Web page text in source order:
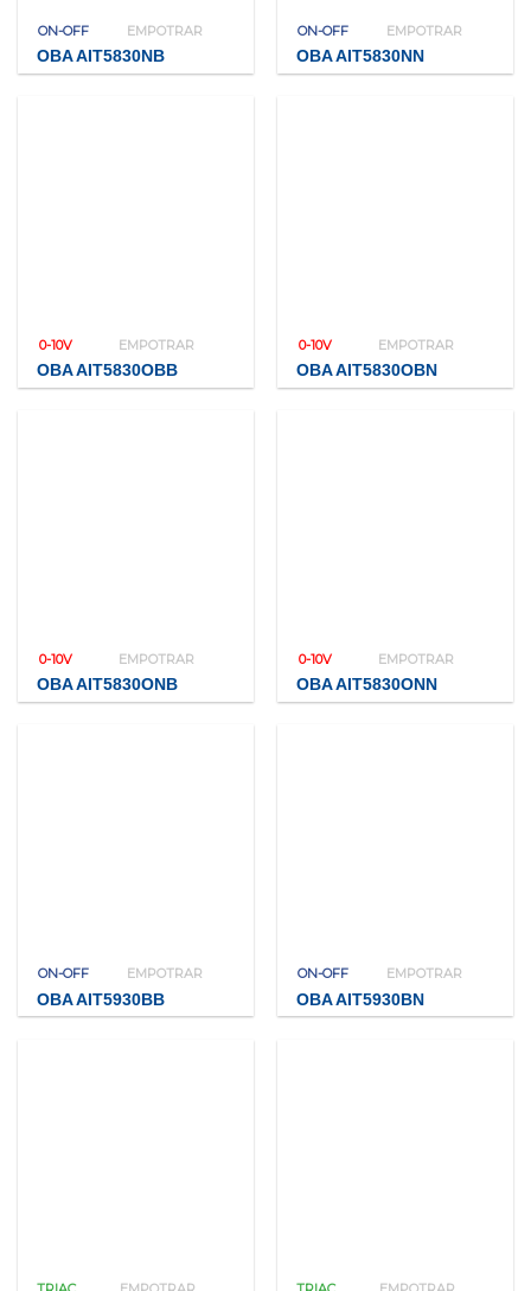
ON-OFF EMPOTRAR
OBA AIT5830NB
ON-OFF EMPOTRAR
OBA AIT5830NN
0-10V EMPOTRAR
OBA AIT5830OBB
0-10V EMPOTRAR
OBA AIT5830OBN
0-10V EMPOTRAR
OBA AIT5830ONB
0-10V EMPOTRAR
OBA AIT5830ONN
ON-OFF EMPOTRAR
OBA AIT5930BB
ON-OFF EMPOTRAR
OBA AIT5930BN